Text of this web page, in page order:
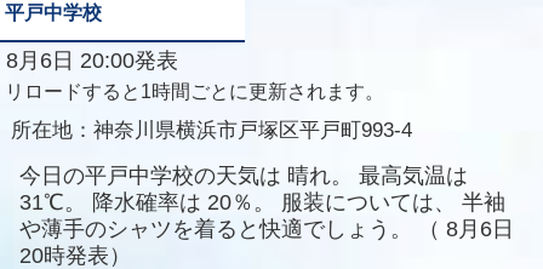
平戸中学校
8月6日 20:00発表
リロードすると1時間ごとに更新されます。
所在地： 神奈川県横浜市戸塚区平戸町993-4
今日の平戸中学校の天気は 晴れ。
最高気温は
31℃。
降水確率は 20％。 服装については、
半袖
や薄手のシャツを着ると快適でしょう。
（ 8月6日
20時発表）